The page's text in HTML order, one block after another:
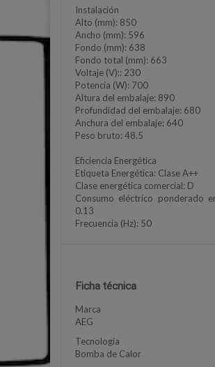
Instalación
Alto (mm): 850
Ancho (mm): 596
Fondo (mm): 638
Fondo total (mm): 663
Voltaje (V):: 230
Potencia (W): 700
Altura del embalaje: 890
Profundidad del embalaje: 680
Anchura del embalaje: 640
Peso bruto: 48.5
Eficiencia Energética
Etiqueta Energética: Clase A++
Clase energética comercial: D
Consumo eléctrico ponderado
0.13
Frecuencia (Hz): 50
Ficha técnica
Marca
AEG
Tecnología
Bomba de Calor